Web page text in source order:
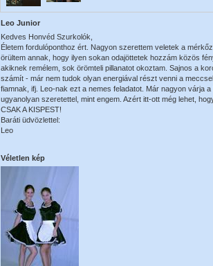
Leo Junior
Kedves Honvéd Szurkolók,
Életem fordulóponthoz ért. Nagyon szerettem veletek a
örültem annak, hogy ilyen sokan odajöttetek hozzám közös
akiknek remélem, sok örömteli pillanatot okoztam. Sajnos a
számít - már nem tudok olyan energiával részt venni a
fiamnak, ifj. Leo-nak ezt a nemes feladatot. Már nagyon várja
ugyanolyan szeretettel, mint engem. Azért itt-ott még lehet,
CSAK A KISPEST!
Baráti üdvözlettel:
Leo
Véletlen kép